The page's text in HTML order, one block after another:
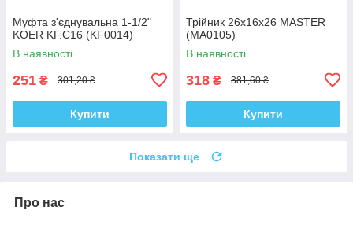
Муфта з'єднувальна 1-1/2"
KOER KF.C16 (KF0014)
В наявності
251 ₴ 301,20 ₴
Купити
Трійник 26x16x26 MASTER
(MA0105)
В наявності
318 ₴ 381,60 ₴
Купити
Показати ще
Про нас